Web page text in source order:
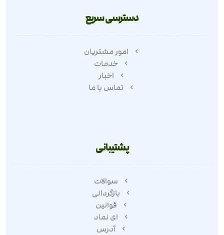
دسترسی سریع
امور مشتریان
خدمات
اخبار
تماس با ما
پشتیبانی
سوالات
بازگردانی
قوانین
ای نماد
آدرس